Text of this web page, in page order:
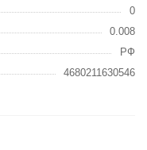
0
0.008
РФ
4680211630546